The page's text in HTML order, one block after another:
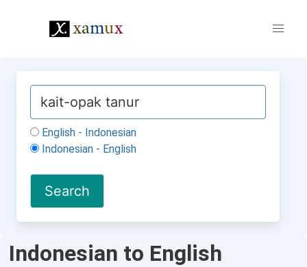
English - Indonesian
Indonesian - English
Indonesian to English